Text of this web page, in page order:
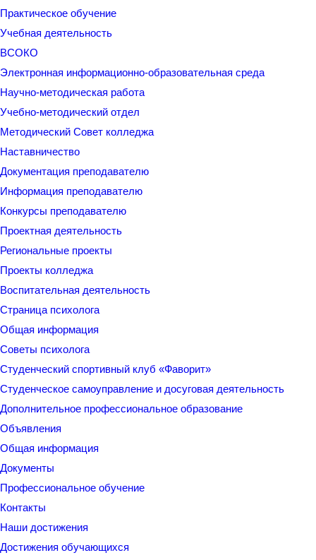
Практическое обучение
Учебная деятельность
ВСОКО
Электронная информационно-образовательная среда
Научно-методическая работа
Учебно-методический отдел
Методический Совет колледжа
Наставничество
Документация преподавателю
Информация преподавателю
Конкурсы преподавателю
Проектная деятельность
Региональные проекты
Проекты колледжа
Воспитательная деятельность
Страница психолога
Общая информация
Советы психолога
Студенческий спортивный клуб «Фаворит»
Студенческое самоуправление и досуговая деятельность
Дополнительное профессиональное образование
Объявления
Общая информация
Документы
Профессиональное обучение
Контакты
Наши достижения
Достижения обучающихся